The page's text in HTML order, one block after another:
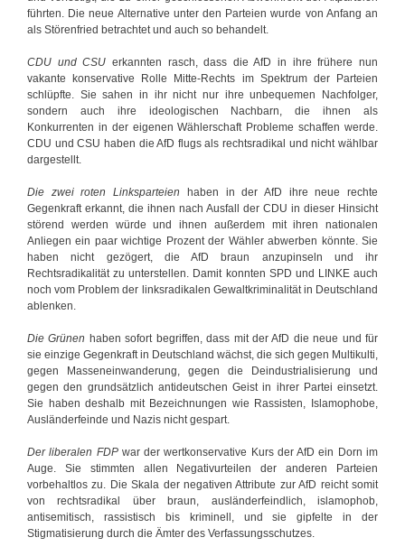
führten. Die neue Alternative unter den Parteien wurde von Anfang an
als Störenfried betrachtet und auch so behandelt.
CDU und CSU erkannten rasch, dass die AfD in ihre frühere nun
vakante konservative Rolle Mitte-Rechts im Spektrum der Parteien
schlüpfte. Sie sahen in ihr nicht nur ihre unbequemen Nachfolger,
sondern auch ihre ideologischen Nachbarn, die ihnen als
Konkurrenten in der eigenen Wählerschaft Probleme schaffen werde.
CDU und CSU haben die AfD flugs als rechtsradikal und nicht wählbar
dargestellt.
Die zwei roten Linksparteien haben in der AfD ihre neue rechte
Gegenkraft erkannt, die ihnen nach Ausfall der CDU in dieser Hinsicht
störend werden würde und ihnen außerdem mit ihren nationalen
Anliegen ein paar wichtige Prozent der Wähler abwerben könnte. Sie
haben nicht gezögert, die AfD braun anzupinseln und ihr
Rechtsradikalität zu unterstellen. Damit konnten SPD und LINKE auch
noch vom Problem der linksradikalen Gewaltkriminalität in Deutschland
ablenken.
Die Grünen haben sofort begriffen, dass mit der AfD die neue und für
sie einzige Gegenkraft in Deutschland wächst, die sich gegen Multikulti,
gegen Masseneinwanderung, gegen die Deindustrialisierung und
gegen den grundsätzlich antideutschen Geist in ihrer Partei einsetzt.
Sie haben deshalb mit Bezeichnungen wie Rassisten, Islamophobe,
Ausländerfeinde und Nazis nicht gespart.
Der liberalen FDPwar der wertkonservative Kurs der AfD ein Dorn im
Auge. Sie stimmten allen Negativurteilen der anderen Parteien
vorbehaltlos zu. Die Skala der negativen Attribute zur AfD reicht somit
von rechtsradikal über braun, ausländerfeindlich, islamophob,
antisemitisch, rassistisch bis kriminell, und sie gipfelte in der
Stigmatisierung durch die Ämter des Verfassungsschutzes.